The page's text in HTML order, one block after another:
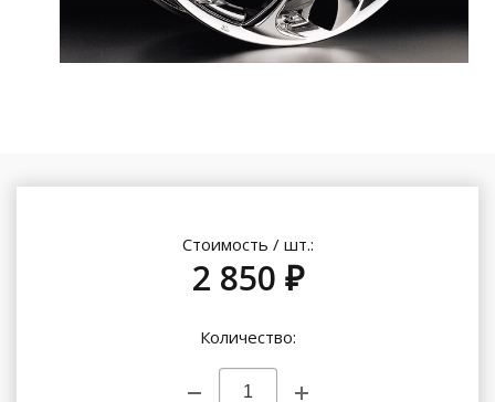
Стоимость / шт.:
2 850 ₽
Количество: